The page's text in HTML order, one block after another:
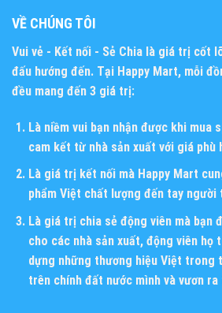
VỀ CHÚNG TÔI
Vui vẻ - Kết nối - Sẻ Chia là giá trị cốt
đấu hướng đến. Tại Happy Mart, mỗi
đều mang đến 3 giá trị:
Là niềm vui bạn nhận được khi mua
cam kết từ nhà sản xuất với giá phù
Là giá trị kết nối mà Happy Mart
phẩm Việt chất lượng đến tay người
Là giá trị chia sẻ động viên mà bạn
cho các nhà sản xuất, động viên họ
dựng những thương hiệu Việt trong
trên chính đất nước mình và vươn